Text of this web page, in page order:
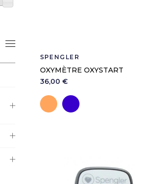
SPENGLER
OXYMÈTRE OXYSTART
36,00 €
OrangeMyrtille